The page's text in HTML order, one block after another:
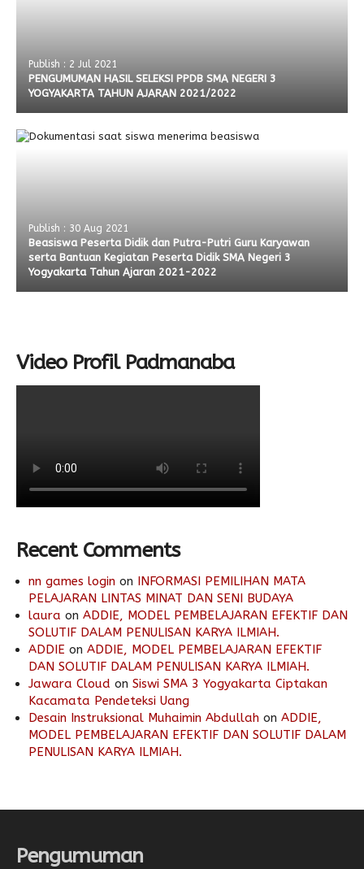
Publish : 2 Jul 2021
PENGUMUMAN HASIL SELEKSI PPDB SMA NEGERI 3
YOGYAKARTA TAHUN AJARAN 2021/2022
Publish : 30 Aug 2021
Beasiswa Peserta Didik dan Putra-Putri Guru Karyawan
serta Bantuan Kegiatan Peserta Didik SMA Negeri 3
Yogyakarta Tahun Ajaran 2021-2022
Video Profil Padmanaba
Recent Comments
nn games login on INFORMASI PEMILIHAN MATA
PELAJARAN LINTAS MINAT DAN SENI BUDAYA
laura on ADDIE, MODEL PEMBELAJARAN EFEKTIF DAN
SOLUTIF DALAM PENULISAN KARYA ILMIAH.
ADDIE on ADDIE, MODEL PEMBELAJARAN EFEKTIF
DAN SOLUTIF DALAM PENULISAN KARYA ILMIAH.
Jawara Cloud on Siswi SMA 3 Yogyakarta Ciptakan
Kacamata Pendeteksi Uang
Desain Instruksional Muhaimin Abdullah on ADDIE,
MODEL PEMBELAJARAN EFEKTIF DAN SOLUTIF DALAM
PENULISAN KARYA ILMIAH.
Pengumuman